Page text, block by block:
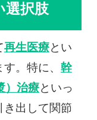
選択肢
再生医療とい
。特に、 幹
）治療といっ
き出して関節